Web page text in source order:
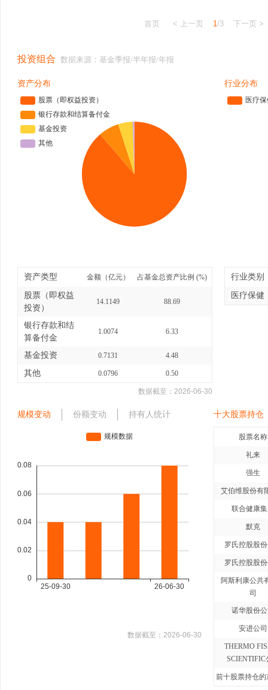
首页 < 上一页 1/3 下一页 >
投资组合 数据来源：基金季报/半年报/年报
资产分布
资产类型 金额（亿元） 占基金总资产比例 (%)
股票（即权益
投资）
14.1149 88.69
银行存款和结
算备付金
1.0074 6.33
基金投资 0.7131 4.48
其他 0.0796 0.50
数据截至： 2026-06-30
行业分布
行业类别
医疗保健
规模变动 份额变动 持有人统计
数据截至： 2026-06-30
十大股票持仓
股票名称
礼来
强生
艾伯维股份有
联合健康
默克
罗氏控股股
罗氏控股股
阿斯利康公共
司
诺华股份
安进公司
THERMO
SCIENTIFIC
前十股票持仓的